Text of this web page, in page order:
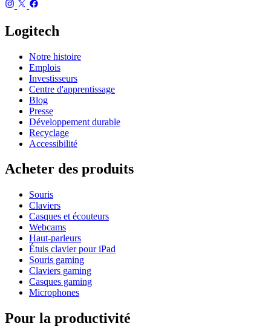
Logitech
Notre histoire
Emplois
Investisseurs
Centre d'apprentissage
Blog
Presse
Développement durable
Recyclage
Accessibilité
Acheter des produits
Souris
Claviers
Casques et écouteurs
Webcams
Haut-parleurs
Étuis clavier pour iPad
Souris gaming
Claviers gaming
Casques gaming
Microphones
Pour la productivité